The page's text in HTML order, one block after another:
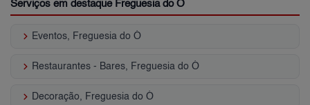
Serviços em destaque Freguesia do Ó
keyboard_arrow_right Eventos, Freguesia do Ó
keyboard_arrow_right Restaurantes - Bares, Freguesia do Ó
keyboard_arrow_right Decoração, Freguesia do Ó